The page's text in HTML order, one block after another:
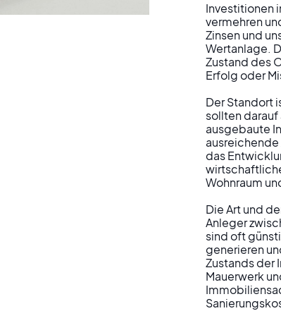
Leitfaden
Investitionen
vermehren
Zinsen und
Wertanlage.
Zustand des
Erfolg oder
Der Standort
sollten
ausgebaute
das
Wohnraum
Die Art und
Anleger
sind oft
generieren
Zustands der
Mauerwerk